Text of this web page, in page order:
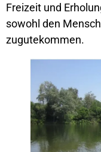
Freizeit und
sowohl den
zugutekommen.